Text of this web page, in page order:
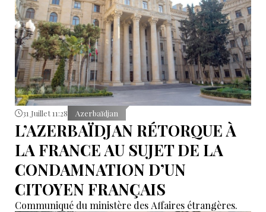
31 Juillet 11:28 Azerbaïdjan
L’AZERBAÏDJAN RÉTORQUE À
LA FRANCE AU SUJET DE LA
CONDAMNATION D’UN
CITOYEN FRANÇAIS
Communiqué du ministère des Affaires étrangères.